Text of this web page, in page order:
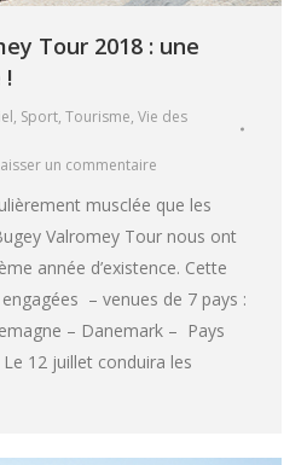
Tour 2018 : une
!
, Sport, Tourisme, Vie des
un commentaire
musclée que les
Valromey Tour nous ont
année d’existence. Cette
– venues de 7 pays :
– Danemark – Pays
12 juillet conduira les